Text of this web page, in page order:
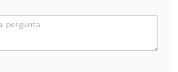
pergunta